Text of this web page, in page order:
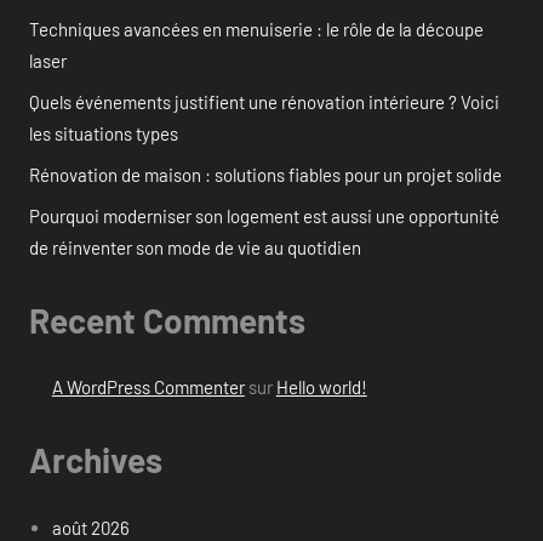
Techniques avancées en menuiserie : le rôle de la découpe
laser
Quels événements justifient une rénovation intérieure ? Voici
les situations types
Rénovation de maison : solutions fiables pour un projet solide
Pourquoi moderniser son logement est aussi une opportunité
de réinventer son mode de vie au quotidien
Recent Comments
A WordPress Commentersur Hello world!
Archives
août 2026